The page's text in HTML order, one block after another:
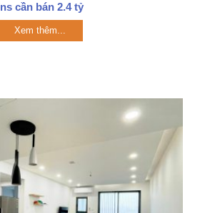
cần bán 2.4 tỷ
Xem thêm...